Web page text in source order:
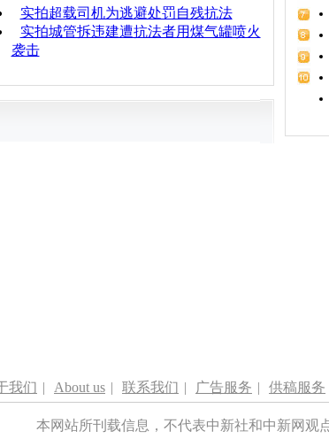
实拍超载司机为逃避处罚自残抗法
实拍城管拆违建遭抗法者用煤气罐喷火
袭击
我们 | About us | 联系我们 | 广告服务 | 供稿服务
本网站所刊载信息，不代表中新社和中新网观